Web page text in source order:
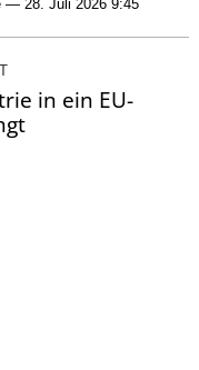
— 28. Juli 2026 9:45
in ein EU-